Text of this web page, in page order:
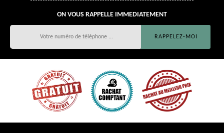
ON VOUS RAPPELLE IMMEDIATEMENT